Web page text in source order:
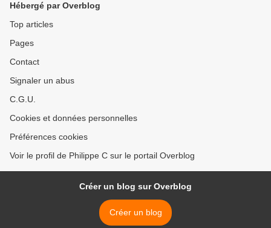
Hébergé par Overblog
Top articles
Pages
Contact
Signaler un abus
C.G.U.
Cookies et données personnelles
Préférences cookies
Voir le profil de Philippe C sur le portail Overblog
Créer un blog sur Overblog
Créer un blog